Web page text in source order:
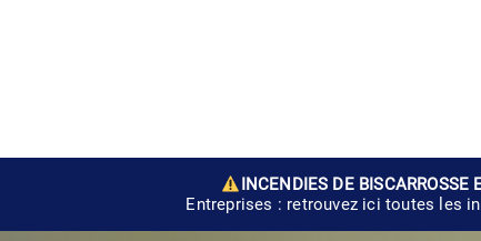
INCENDIES DE BISCARROSSE
Entreprises : retrouvez ici toutes les